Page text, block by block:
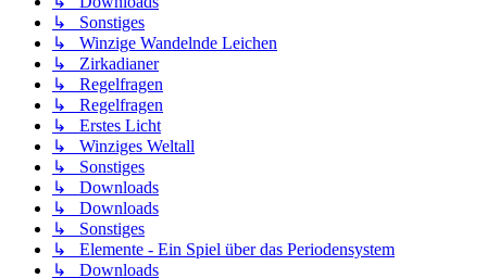
↳ Sonstiges
↳ Winzige Wandelnde Leichen
↳ Zirkadianer
↳ Regelfragen
↳ Regelfragen
↳ Erstes Licht
↳ Winziges Weltall
↳ Sonstiges
↳ Downloads
↳ Downloads
↳ Sonstiges
↳ Elemente - Ein Spiel über das Periodensystem
↳ Downloads